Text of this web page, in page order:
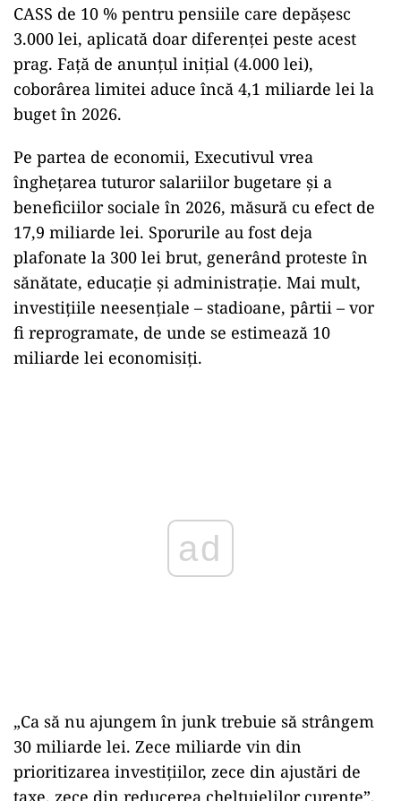
CASS de 10 % pentru pensiile care depăşesc
3.000 lei, aplicată doar diferenţei peste acest
prag. Faţă de anunţul iniţial (4.000 lei),
coborârea limitei aduce încă 4,1 miliarde lei la
buget în 2026.
Pe partea de economii, Executivul vrea
îngheţarea tuturor salariilor bugetare şi a
beneficiilor sociale în 2026, măsură cu efect de
17,9 miliarde lei. Sporurile au fost deja
plafonate la 300 lei brut, generând proteste în
sănătate, educaţie şi administraţie. Mai mult,
investiţiile neesenţiale – stadioane, pârtii – vor
fi reprogramate, de unde se estimează 10
miliarde lei economisiţi.
ad
„Ca să nu ajungem în junk trebuie să strângem
30 miliarde lei. Zece miliarde vin din
prioritizarea investiţiilor, zece din ajustări de